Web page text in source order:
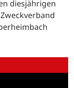
diesjährigen